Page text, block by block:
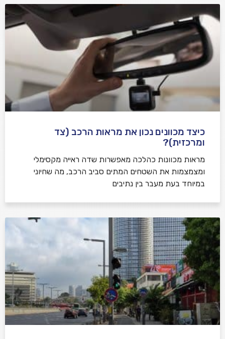
כיצד מכוונים נכון את מראות הרכב (צד
ומרכזית)?
מראות מכוונות כהלכה מאפשרות שדה ראייה מקסימלי
ומצמצמות את השטחים המתים סביב הרכב, מה שחיוני
במיוחד בעת מעבר בין נתיבים